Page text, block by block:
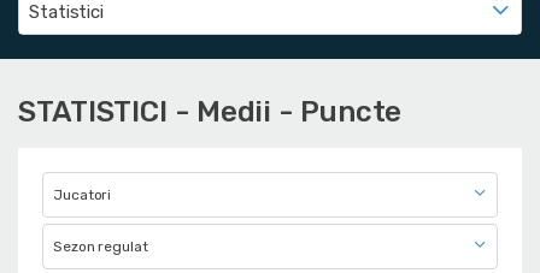
Statistici
STATISTICI - Medii - Puncte
Jucatori
Sezon regulat